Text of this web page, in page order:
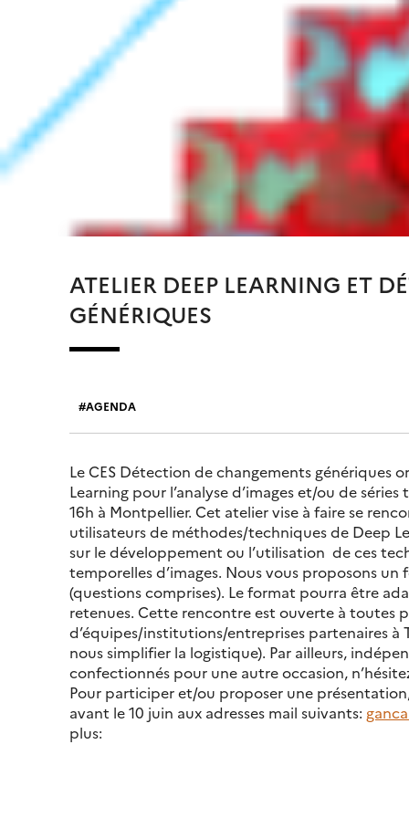
ATELIER DEEP LEARNING ET
GÉNÉRIQUES
AGENDA
Le CES Détection de changements génériques
Learning pour l’analyse d’images et/ou de
16h à Montpellier. Cet atelier vise à faire se
utilisateurs de méthodes/techniques de Deep
sur le développement ou l’utilisation de ces
temporelles d’images. Nous vous proposons
(questions comprises). Le format pourra être
retenues. Cette rencontre est ouverte à toutes
d’équipes/institutions/entreprises partenaires
nous simplifier la logistique). Par ailleurs,
confectionnés pour une autre occasion,
Pour participer et/ou proposer une
avant le 10 juin aux adresses mail suivants:
plus: